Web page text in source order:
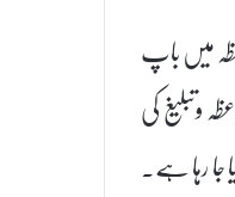
میں باپ
کی
رہا ہے۔